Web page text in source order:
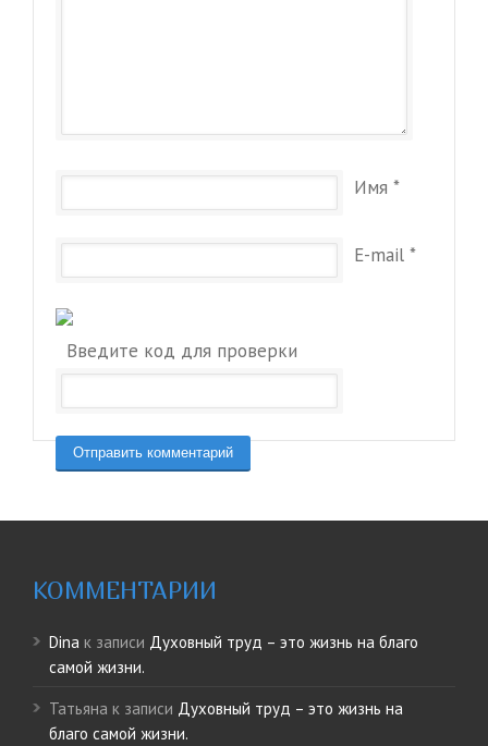
Имя *
E-mail *
Введите код для проверки
КОММЕНТАРИИ
Dina к записи Духовный труд – это жизнь на благо
самой жизни.
Татьяна к записи Духовный труд – это жизнь на
благо самой жизни.